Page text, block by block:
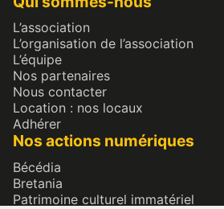
L’association
L’organisation de l’association
L’équipe
Nos partenaires
Nous contacter
Location : nos locaux
Adhérer
Nos actions numériques
Bécédia
Bretania
Patrimoine culturel immatériel